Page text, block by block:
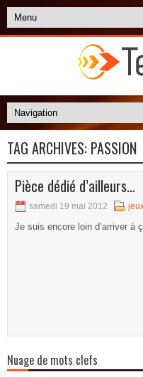
TAG ARCHIVES: PASSION
Pièce dédié d’ailleurs…
samedi 19 mai 2012
Je suis encore loin d’arriver à
Nuage de mots clefs